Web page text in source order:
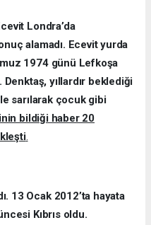
Londra’da
alamadı. Ecevit yurda
1974 günü Lefkoşa
Denktaş, yıllardır beklediği
sarılarak çocuk gibi
bildiği haber 20
.
13 Ocak 2012’ta hayata
Kıbrıs oldu.